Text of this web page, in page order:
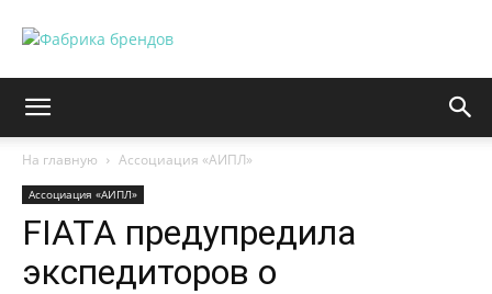
На главную Ассоциация «АИПЛ»
Ассоциация «АИПЛ»
FIATA предупредила
экспедиторов о